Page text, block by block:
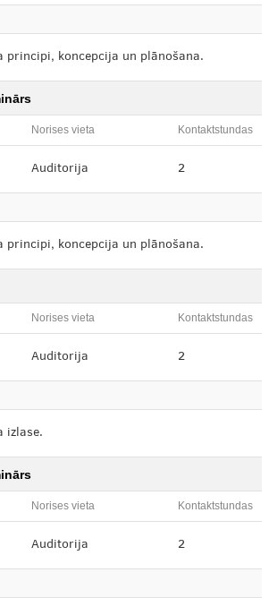
principi, koncepcija un plānošana.
Norises vieta Kontaktstundas
Auditorija 2
principi, koncepcija un plānošana.
Norises vieta Kontaktstundas
Auditorija 2
izlase.
Norises vieta Kontaktstundas
Auditorija 2